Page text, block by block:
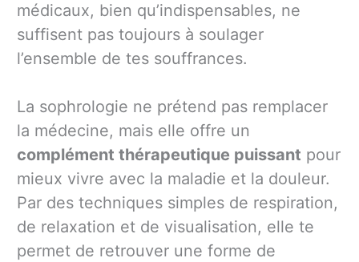
médicaux, bien qu’indispensables, ne
suffisent pas toujours à soulager
l’ensemble de tes souffrances.
La sophrologie ne prétend pas remplacer
la médecine, mais elle offre un
complément thérapeutique puissant pour
mieux vivre avec la maladie et la douleur.
Par des techniques simples de respiration,
de relaxation et de visualisation, elle te
permet de retrouver une forme de